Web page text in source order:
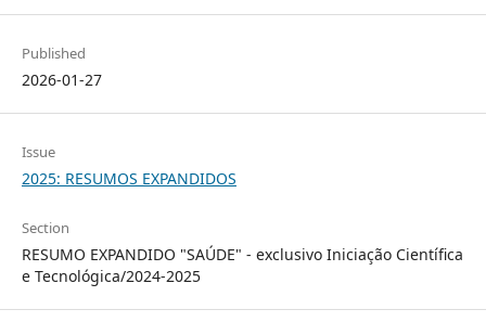
Published
2026-01-27
Issue
2025: RESUMOS EXPANDIDOS
Section
RESUMO EXPANDIDO "SAÚDE" - exclusivo Iniciação Científica
e Tecnológica/2024-2025